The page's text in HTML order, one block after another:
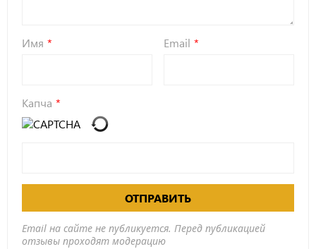
Имя Email
Капча
ОТПРАВИТЬ
Email на сайте не публикуется. Перед публикацией
отзывы проходят модерацию